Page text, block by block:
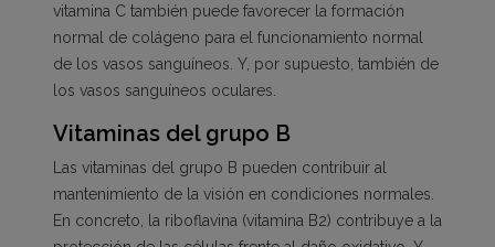
vitamina C también puede favorecer la formación
normal de colágeno para el funcionamiento normal
de los vasos sanguíneos. Y, por supuesto, también de
los vasos sanguíneos oculares.
Vitaminas del grupo B
Las vitaminas del grupo B pueden contribuir al
mantenimiento de la visión en condiciones normales.
En concreto, la riboflavina (vitamina B2) contribuye a la